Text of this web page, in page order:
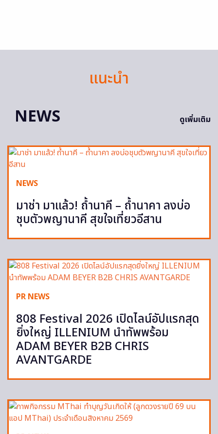
แนะนำ
NEWS
ดูเพิ่มเติม
NEWS
มาช่า มาแล้ว! ถ้ำนาคี – ถ้ำนาคา ลงบ่อ
ชุบตัวพญานาคี สุขใจเที่ยวอีสาน
PR NEWS
808 Festival 2026 เปิดไลน์อัปแรกสุด
ยิ่งใหญ่ ILLENIUM นำทัพพร้อม
ADAM BEYER B2B CHRIS
AVANTGARDE